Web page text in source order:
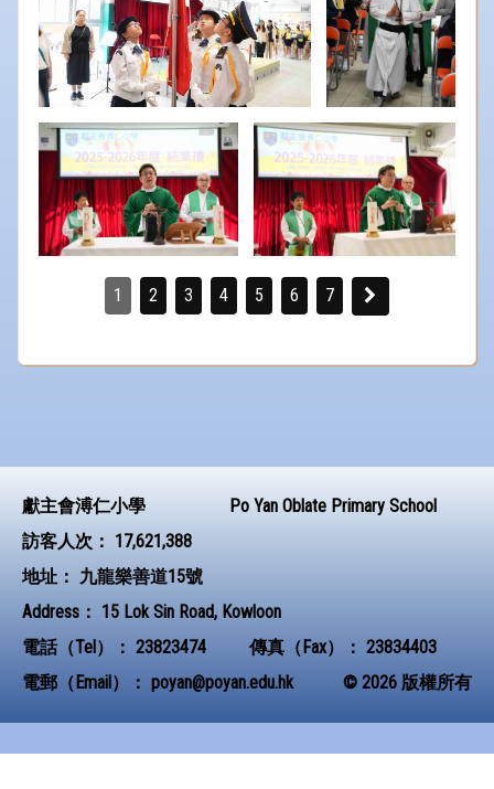
1 2 3 4 5 6 7
獻主會溥仁小學
Po Yan Oblate Primary School
訪客人次： 17,621,388
地址： 九龍樂善道15號
Address： 15 Lok Sin Road, Kowloon
電話（Tel）： 23823474 傳真（Fax）： 23834403
電郵（Email）： poyan@poyan.edu.hk © 2026 版權所有